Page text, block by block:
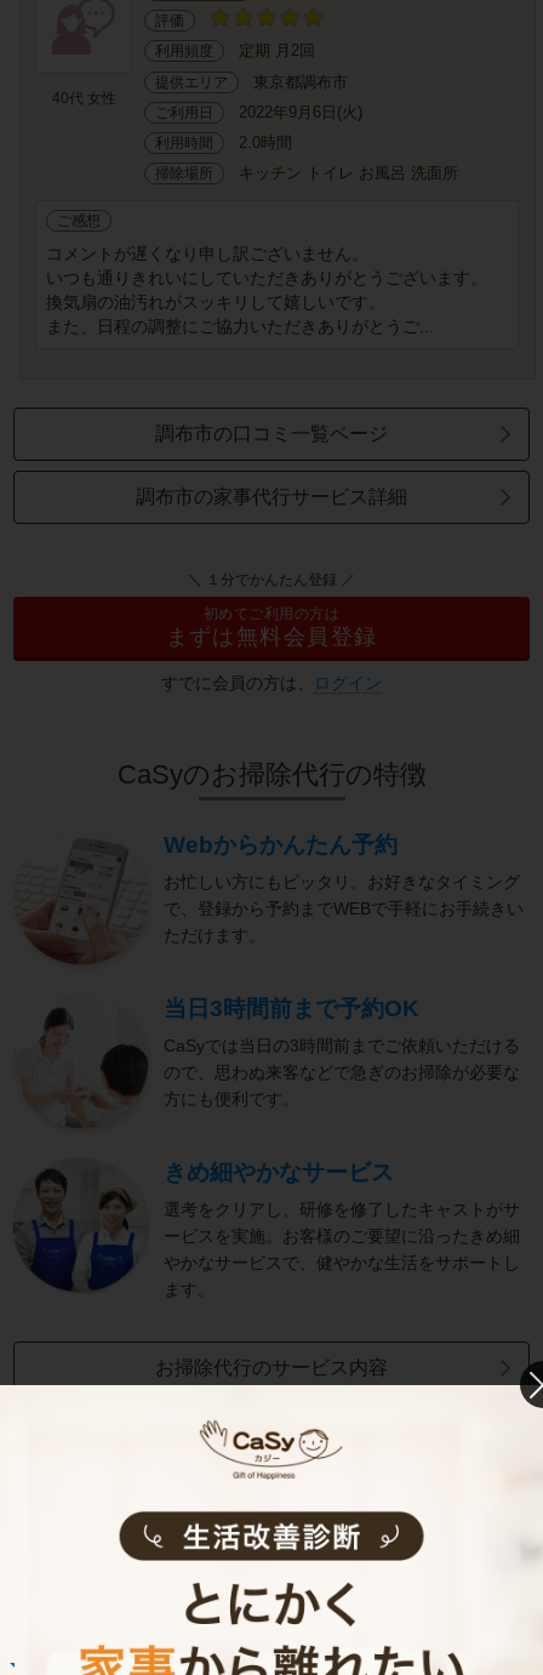
40代 女性
評価
利用頻度
定期 月2回
提供エリア 東京都調布市
ご利用日 2022年9月6日(火)
利用時間 2.0時間
掃除場所 キッチン トイレ お風呂 洗面所
ご感想
コメントが遅くなり申し訳ございません。
いつも通りきれいにしていただきありがとうございます。
換気扇の油汚れがスッキリして嬉しいです。
また、日程の調整にご協力いただきありがとうご...
調布市の口コミ一覧ページ
調布市の家事代行サービス詳細
＼ １分でかんたん登録 ／
初めてご利用の方は
まずは無料会員登録
すでに会員の方は、 ログイン
CaSyのお掃除代行の特徴
Webからかんたん予約
お忙しい方にもピッタリ。お好きなタイミング
で、登録から予約までWEBで手軽にお手続きい
ただけます。
当日3時間前まで予約OK
CaSyでは当日の3時間前までご依頼いただける
ので、思わぬ来客などで急ぎのお掃除が必要な
方にも便利です。
きめ細やかなサービス
選考をクリアし、研修を修了したキャストがサ
ービスを実施。お客様のご要望に沿ったきめ細
やかなサービスで、健やかな生活をサポートし
ます。
お掃除代行のサービス内容
お掃除代行のサービス料金
ご利用者インタビュー
Customer Interview
お掃除